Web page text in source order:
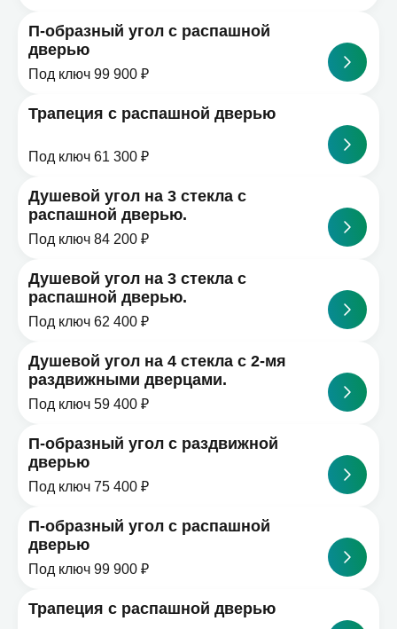
П-образный угол с распашной
дверью
Под ключ 99 900 ₽
Трапеция с распашной дверью
Под ключ 61 300 ₽
Душевой угол на 3 стекла с
распашной дверью.
Под ключ 84 200 ₽
Душевой угол на 3 стекла с
распашной дверью.
Под ключ 62 400 ₽
Душевой угол на 4 стекла с 2-мя
раздвижными дверцами.
Под ключ 59 400 ₽
П-образный угол с раздвижной
дверью
Под ключ 75 400 ₽
П-образный угол с распашной
дверью
Под ключ 99 900 ₽
Трапеция с распашной дверью